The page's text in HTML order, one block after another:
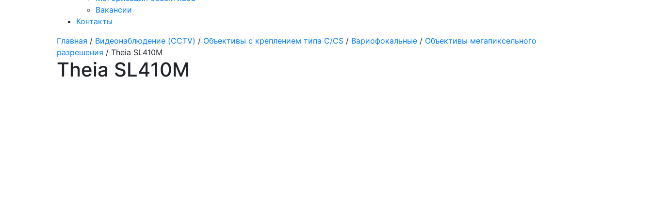
Вакансии
Контакты
Главная / Видеонаблюдение (CCTV) / Объективы с креплением типа C/CS / Вариофокальные / Объективы мегапиксельного
разрешения / Theia SL410M
Theia SL410M